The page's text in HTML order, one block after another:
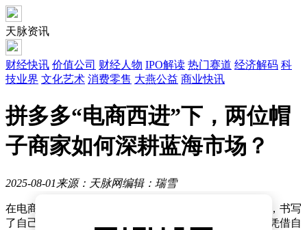
天脉资讯
财经快讯 价值公司 财经人物 IPO解读 热门赛道 经济解码 科
技业界 文化艺术 消费零售 大燕公益 商业快讯
拼多多“电商西进”下，两位帽
子商家如何深耕蓝海市场？
2025-08-01 来源：天脉网编辑：瑞雪
在电商江湖中，两位创业者以独特的视角和坚定的信念，书写
了自己的成功篇章。郑磊磊，一个浙江衢州的年轻人，凭借自